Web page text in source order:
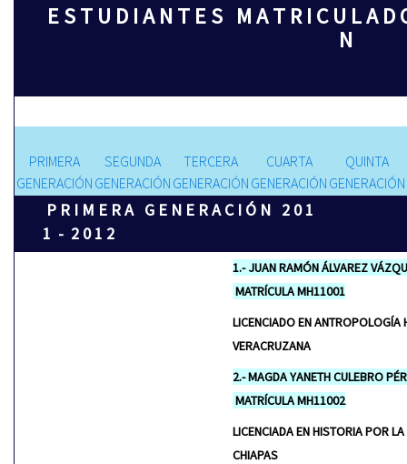
E S T U D I A N T E S M A T R I C U L A
N
PRIMERA
GENERACIÓN
SEGUNDA
GENERACIÓN
TERCERA
GENERACIÓN
CUARTA
GENERACIÓN
QUINTA
GENERACIÓN
P R I M E R A G E N E R A C I Ó N 2 0 1
1 - 2 0 1 2
1.- JUAN
MATRÍCULA MH11001
LICENCIADO EN ANTROPOLOGÍA
VERACRUZANA
2.- MAGDA
MATRÍCULA MH11002
LICENCIADA EN HISTORIA POR
CHIAPAS